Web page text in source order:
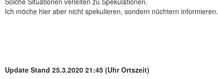
Ich möche hier aber nicht spekulieren, sondern nüchtern informieren.
Update Stand 25.3.2020 21:45 (Uhr Ortszeit)